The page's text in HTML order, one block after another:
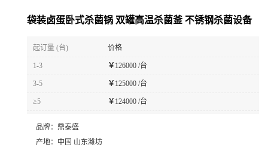
袋装卤蛋卧式杀菌锅 双罐高温杀菌釜 不锈钢杀菌设备
起订量 (台) 价格
1-3 ￥ 126000 /台
3-5 ￥ 125000 /台
≥5 ￥ 124000 /台
品牌： 鼎泰盛
产地： 中国 山东潍坊